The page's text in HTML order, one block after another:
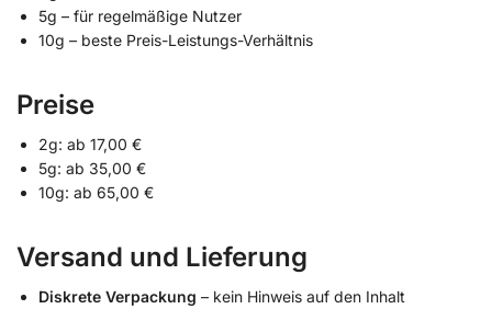
5g – für regelmäßige Nutzer
10g – beste Preis-Leistungs-Verhältnis
Preise
2g: ab 17,00 €
5g: ab 35,00 €
10g: ab 65,00 €
Versand und Lieferung
Diskrete Verpackung – kein Hinweis auf den Inhalt